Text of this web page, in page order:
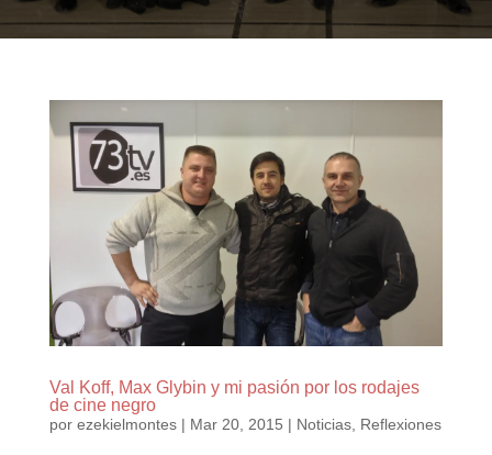
Val Koff, Max Glybin y mi pasión por los rodajes
de cine negro
por ezekielmontes| Mar 20, 2015 | Noticias, Reflexiones